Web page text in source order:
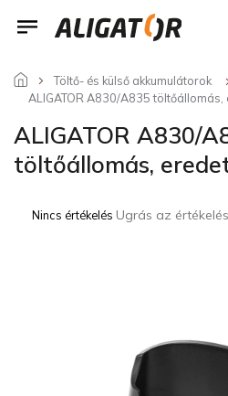
Ugrás
tartalomhoz
Töltő- és külső akkumulátorok
ALIGATOR A830/A835 töltőállomás,
ALIGATOR A830/
töltőállomás,
ANincs értékelés Ugrás az